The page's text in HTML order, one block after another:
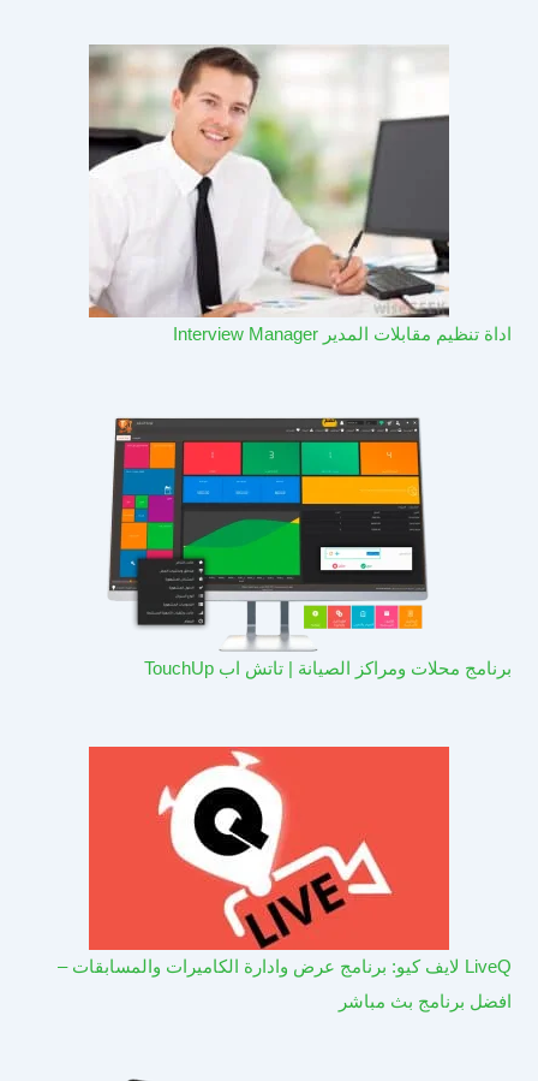
اداة تنظيم مقابلات المدير Interview Manager
برنامج محلات ومراكز الصيانة | تاتش اب TouchUp
LiveQ لايف كيو: برنامج عرض وادارة الكاميرات والمسابقات –
افضل برنامج بث مباشر